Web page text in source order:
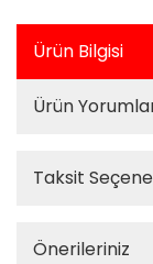
Ürün Bilgisi
Ürün
Taksit
Önerileriniz